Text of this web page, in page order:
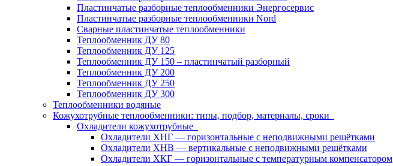
Пластинчатые разборные теплообменники Энергосервис
Пластинчатые разборные теплообменники Nord
Сварные пластинчатые теплообменники
Теплообменник ДУ 80
Теплообменник ДУ 125
Теплообменник ДУ 150 – пластинчатый разборный
Теплообменник ДУ 200
Теплообменник ДУ 250
Теплообменник ДУ 300
Теплообменники водяные
Кожухотрубные теплообменники: типы, подбор, материалы, сроки
Охладители кожухотрубные
Охладители ХНГ — горизонтальные с неподвижными решётками
Охладители ХНВ — вертикальные с неподвижными решётками
Охладители ХКГ — горизонтальные с температурным компенсатором